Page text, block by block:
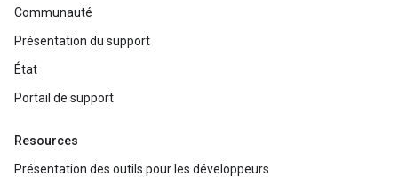
Communauté
Présentation du support
État
Portail de support
Resources
Présentation des outils pour les développeurs